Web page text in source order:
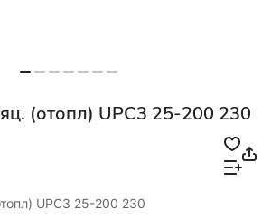
(отопл) UPC3 25-200 230
UPC3 25-200 230